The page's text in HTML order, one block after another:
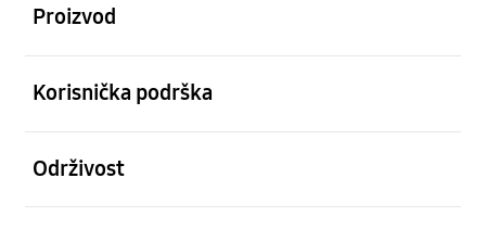
Proizvod
Korisnička podrška
Održivost